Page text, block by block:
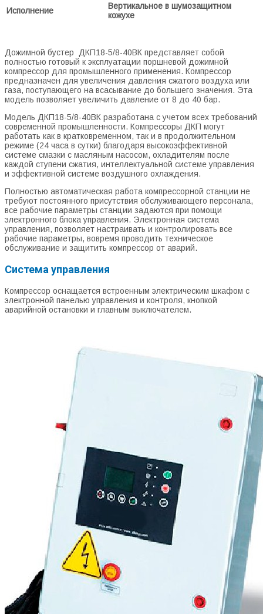
Исполнение
Вертикальное в шумозащитном
кожухе
Дожимной бустер ДКП18-5/8-40ВК представляет собой
полностью готовый к эксплуатации поршневой дожимной
компрессор для промышленного применения. Компрессор
предназначен для увеличения давления сжатого воздуха или
газа, поступающего на всасывание до большего значения. Эта
модель позволяет увеличить давление от 8 до 40 бар.
Модель ДКП18-5/8-40ВК разработана с учетом всех требований
современной промышленности. Компрессоры ДКП могут
работать как в кратковременном, так и в продолжительном
режиме (24 часа в сутки) благодаря высокоэффективной
системе смазки с масляным насосом, охладителям после
каждой ступени сжатия, интеллектуальной системе управления
и эффективной системе воздушного охлаждения.
Полностью автоматическая работа компрессорной станции не
требуют постоянного присутствия обслуживающего персонала,
все рабочие параметры станции задаются при помощи
электронного блока управления. Электронная система
управления, позволяет настраивать и контролировать все
рабочие параметры, вовремя проводить техническое
обслуживание и защитить компрессор от аварий.
Система управления
Компрессор оснащается встроенным электрическим шкафом с
электронной панелью управления и контроля, кнопкой
аварийной остановки и главным выключателем.